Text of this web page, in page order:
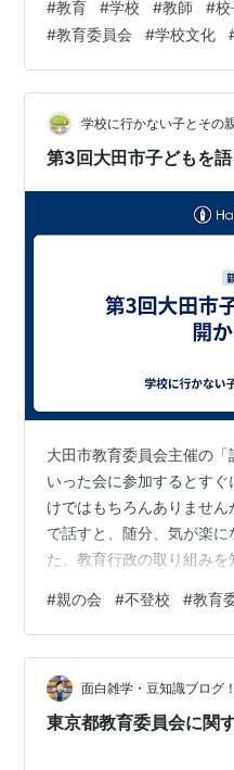
定の距離を置き、地域の文
子どもを育てるための仕組
度経済成長が終焉を迎え
変質していく。 予算の削
化……教育も例外ではなく
優先され始める。 教育委
#教育 #学校 #教師 #校
#教育委員会 #学校文化
学校に行かない子とその
第3回大田市子どもを
大田市教育委員会主催の
いった会に参加するとす
けではもちろんありませ
で話すと、随分、気が楽
た、教育行政の取り組み
（土） 9時30分～11時30
大田市の小・中学校に在
過去に大田市の小・中学
護者の方（現在高等学校に
方も可） ・「こどもを語
#親の会 #不登校 #教育
面白雑学・豆知識ブログ！
東京都教育委員会に関